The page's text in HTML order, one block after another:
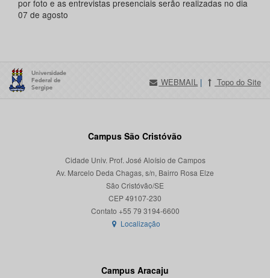
por foto e as entrevistas presenciais serão realizadas no dia
07 de agosto
WEBMAIL | Topo do Site
Campus São Cristóvão
Cidade Univ. Prof. José Aloísio de Campos
Av. Marcelo Deda Chagas, s/n, Bairro Rosa Elze
São Cristóvão/SE
CEP 49107-230
Localização
Campus Aracaju